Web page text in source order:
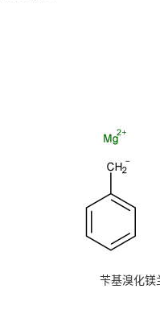
苄基溴化镁